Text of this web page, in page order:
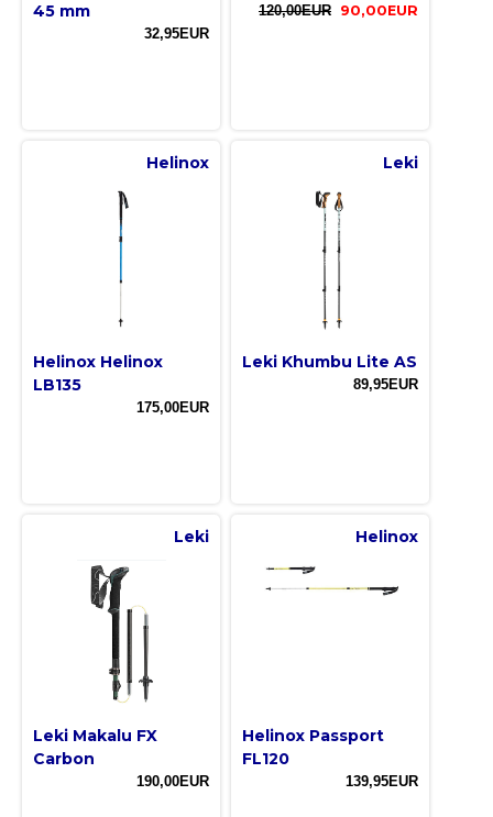
45 mm
32,95EUR
120,00EUR 90,00EUR
Helinox
Helinox Helinox
LB135
175,00EUR
Leki
Leki Khumbu Lite AS
89,95EUR
Leki
Leki Makalu FX
Carbon
190,00EUR
Helinox
Helinox Passport
FL120
139,95EUR